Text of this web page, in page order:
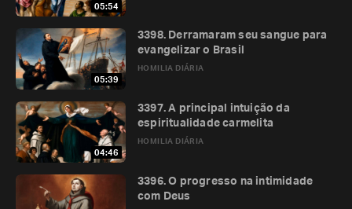
05:54
05:39
HOMILIA DIÁRIA
3398. Derramaram seu sangue para
evangelizar o Brasil
04:46
HOMILIA DIÁRIA
3397. A principal intuição da
espiritualidade carmelita
3396. O progresso na intimidade
com Deus